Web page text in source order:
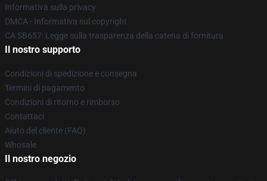
Informativa sulla privacy
DMCA - Informativa sul copyright
CA SB657: Legge sulla trasparenza della catena di fornitura
Il nostro supporto
Condizioni di spedizione e consegna
Termini di pagamento
Condizioni di ritorno e rimborso
Contattaci
Aiuto del cliente (FAQ)
Whosale
Il nostro negozio